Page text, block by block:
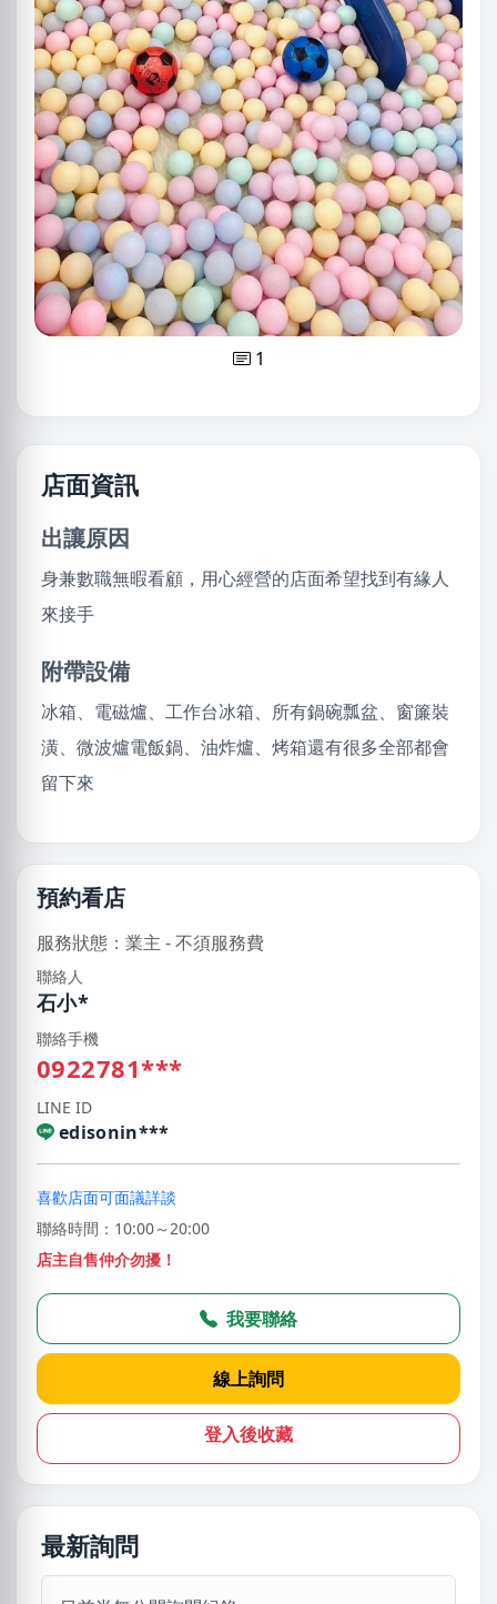
1
店面資訊
出讓原因
身兼數職無暇看顧，用心經營的店面希望找到有緣人
來接手
附帶設備
冰箱、電磁爐、工作台冰箱、所有鍋碗瓢盆、窗簾裝
潢、微波爐電飯鍋、油炸爐、烤箱還有很多全部都會
留下來
預約看店
服務狀態：業主 - 不須服務費
聯絡人
石小*
聯絡手機
0922781***
LINE ID
edisonin***
喜歡店面可面議詳談
聯絡時間：10:00～20:00
店主自售仲介勿擾！
我要聯絡
線上詢問
登入後收藏
最新詢問